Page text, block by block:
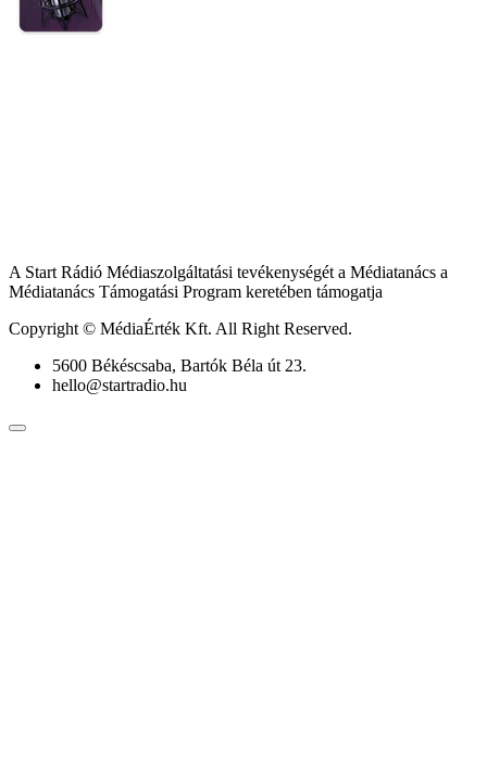
A Start Rádió Médiaszolgáltatási tevékenységét a Médiatanács a
Médiatanács Támogatási Program keretében támogatja
Copyright © MédiaÉrték Kft. All Right Reserved.
5600 Békéscsaba, Bartók Béla út 23.
hello@startradio.hu